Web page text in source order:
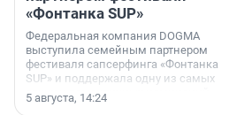
«Фонтанка SUP»
Федеральная компания DOGMA
выступила семейным партнером
фестиваля сапсерфинга «Фонтанка
SUP» и поддержала одну из самых
ярких и романтичных номинаций —
«SUP-свадьба».
5 августа, 14:24